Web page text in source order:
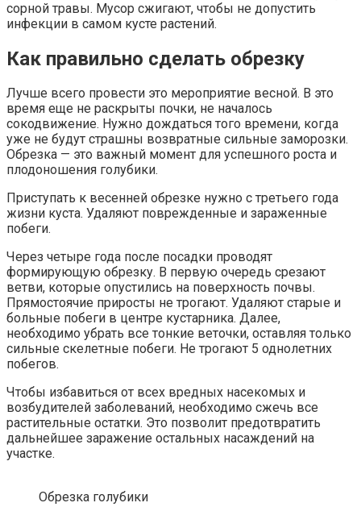
сорной травы. Мусор сжигают, чтобы не допустить
инфекции в самом кусте растений.
Как правильно сделать обрезку
Лучше всего провести это мероприятие весной. В это
время еще не раскрыты почки, не началось
сокодвижение. Нужно дождаться того времени, когда
уже не будут страшны возвратные сильные заморозки.
Обрезка — это важный момент для успешного роста и
плодоношения голубики.
Приступать к весенней обрезке нужно с третьего года
жизни куста. Удаляют поврежденные и зараженные
побеги.
Через четыре года после посадки проводят
формирующую обрезку. В первую очередь срезают
ветви, которые опустились на поверхность почвы.
Прямостоячие приросты не трогают. Удаляют старые и
больные побеги в центре кустарника. Далее,
необходимо убрать все тонкие веточки, оставляя только
сильные скелетные побеги. Не трогают 5 однолетних
побегов.
Чтобы избавиться от всех вредных насекомых и
возбудителей заболеваний, необходимо сжечь все
растительные остатки. Это позволит предотвратить
дальнейшее заражение остальных насаждений на
участке.
Обрезка голубики